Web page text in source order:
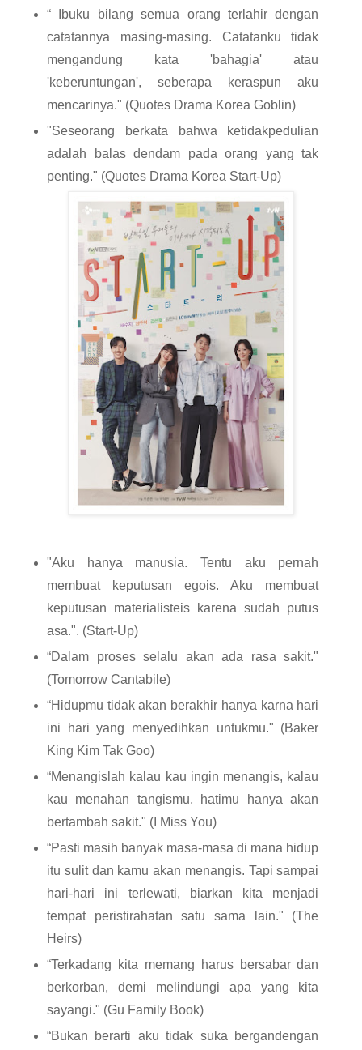
“ Ibuku bilang semua orang terlahir dengan
catatannya masing-masing. Catatanku tidak
mengandung kata 'bahagia' atau
'keberuntungan', seberapa keraspun aku
mencarinya." (Quotes Drama Korea Goblin)
"Seseorang berkata bahwa ketidakpedulian
adalah balas dendam pada orang yang tak
penting." (Quotes Drama Korea Start-Up)
"Aku hanya manusia. Tentu aku pernah
membuat keputusan egois. Aku membuat
keputusan materialisteis karena sudah putus
asa.". (Start-Up)
“Dalam proses selalu akan ada rasa sakit."
(Tomorrow Cantabile)
“Hidupmu tidak akan berakhir hanya karna hari
ini hari yang menyedihkan untukmu." (Baker
King Kim Tak Goo)
“Menangislah kalau kau ingin menangis, kalau
kau menahan tangismu, hatimu hanya akan
bertambah sakit." (I Miss You)
“Pasti masih banyak masa-masa di mana hidup
itu sulit dan kamu akan menangis. Tapi sampai
hari-hari ini terlewati, biarkan kita menjadi
tempat peristirahatan satu sama lain." (The
Heirs)
“Terkadang kita memang harus bersabar dan
berkorban, demi melindungi apa yang kita
sayangi." (Gu Family Book)
“Bukan berarti aku tidak suka bergandengan